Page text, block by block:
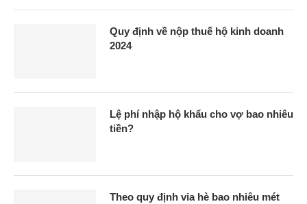
Quy định về nộp thuế hộ kinh doanh
2024
Lệ phí nhập hộ khẩu cho vợ bao nhiêu
tiền?
Theo quy định vỉa hè bao nhiêu mét